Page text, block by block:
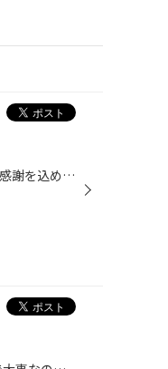
明日11/26(金)から、 歳末決算セール開催です★ ご利用の皆様に今年最後の感謝を込めて、大特価で大放出！ セール期間中タイヤ4本ご成約の皆様に、 トイレットペーパー&LION クリーンライフセット プレゼント！ ーーーー同時開催、赤札セールもお見逃しなく！ーーーー ★☆★☆★☆★☆★☆★☆★ タイヤ館 北見店...